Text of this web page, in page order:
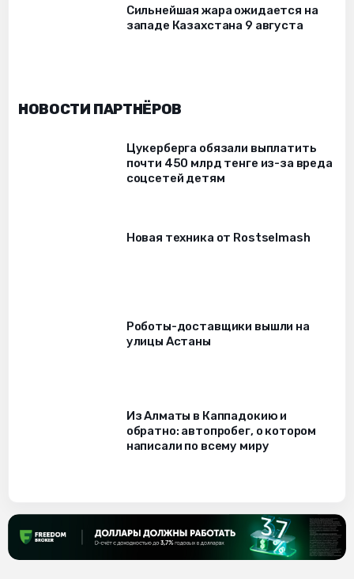
Сильнейшая жара ожидается на
западе Казахстана 9 августа
НОВОСТИ ПАРТНЁРОВ
Цукерберга обязали выплатить
почти 450 млрд тенге из-за вреда
соцсетей детям
Новая техника от Rostselmash
Роботы-доставщики вышли на
улицы Астаны
Из Алматы в Каппадокию и
обратно: автопробег, о котором
написали по всему миру